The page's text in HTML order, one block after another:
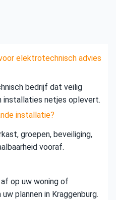
elektrotechnisch advies
bedrijf dat veilig
installaties netjes oplevert.
installatie?
groepen, beveiliging,
vooraf.
op uw woning of
plannen in Kraggenburg.